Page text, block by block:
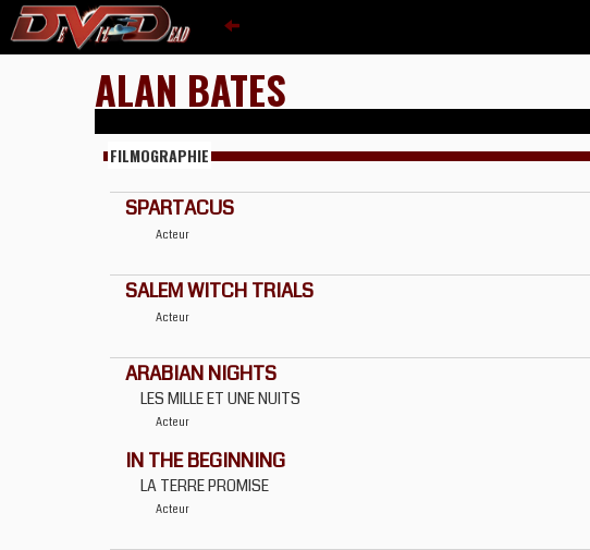
ALAN BATES
FILMOGRAPHIE
SPARTACUS
Acteur
SALEM WITCH TRIALS
Acteur
ARABIAN NIGHTS
LES MILLE ET UNE NUITS
Acteur
IN THE BEGINNING
LA TERRE PROMISE
Acteur